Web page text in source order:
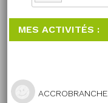
MES ACTIVITÉS :
ACCROBRANCHE